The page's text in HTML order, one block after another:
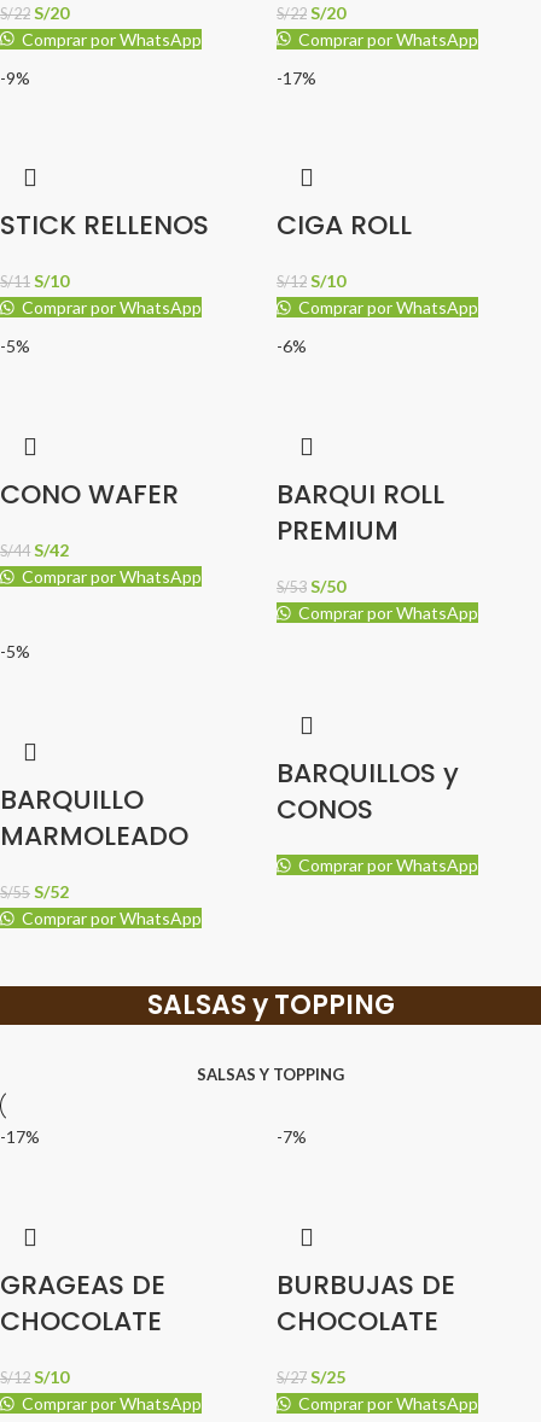
S/22 S/20
Comprar por WhatsApp
S/22 S/20
Comprar por WhatsApp
-9%
STICK RELLENOS
S/11 S/10
Comprar por WhatsApp
-17%
CIGA ROLL
S/12 S/10
Comprar por WhatsApp
-5%
CONO WAFER
S/44 S/42
Comprar por WhatsApp
-6%
BARQUI ROLL
PREMIUM
S/53 S/50
Comprar por WhatsApp
-5%
BARQUILLO
MARMOLEADO
S/55 S/52
Comprar por WhatsApp
BARQUILLOS y
CONOS
Comprar por WhatsApp
SALSAS y TOPPING
SALSAS Y TOPPING
-17%
GRAGEAS DE
CHOCOLATE
S/12 S/10
Comprar por WhatsApp
-7%
BURBUJAS DE
CHOCOLATE
S/27 S/25
Comprar por WhatsApp